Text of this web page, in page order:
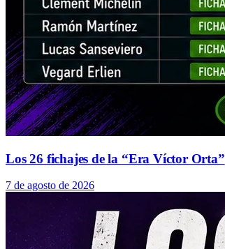
Los 26 fichajes de la “Era Víctor Orta”
7 de agosto de 2026